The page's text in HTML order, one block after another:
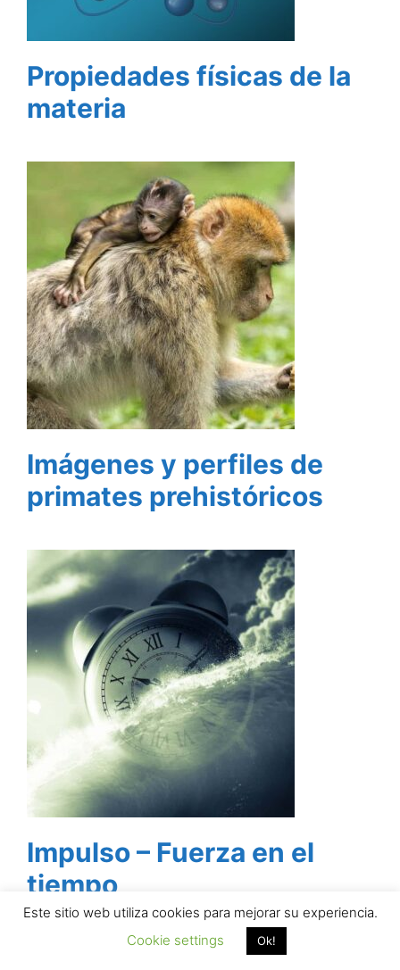
Propiedades físicas de la
materia
Imágenes y perfiles de
primates prehistóricos
Impulso – Fuerza en el
tiempo
Este sitio web utiliza cookies para mejorar su experiencia.
Cookie settings
Ok!